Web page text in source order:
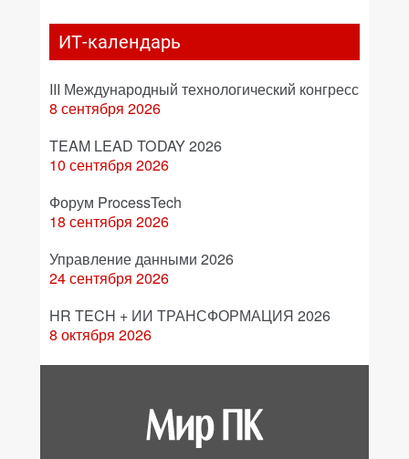
ИТ-календарь
III Международный технологический конгресс
8 сентября 2026
TEAM LEAD TODAY 2026
10 сентября 2026
Форум ProcessTech
18 сентября 2026
Управление данными 2026
24 сентября 2026
HR TECH + ИИ ТРАНСФОРМАЦИЯ 2026
8 октября 2026